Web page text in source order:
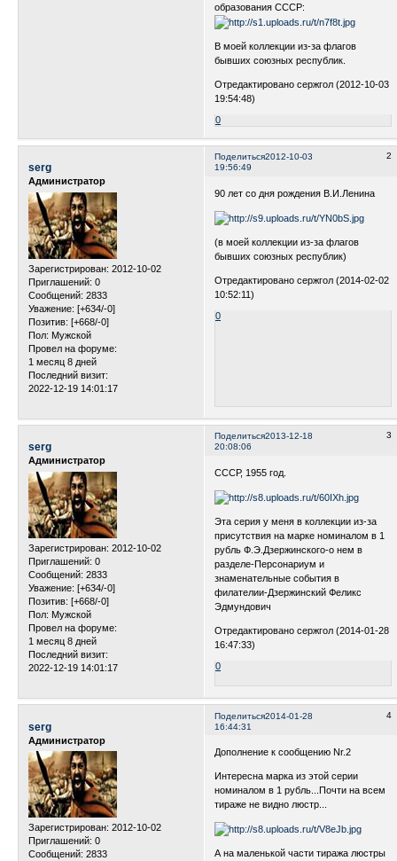
образования СССР:
В моей коллекции из-за флагов
бывших союзных республик.
Отредактировано сержгол (2012-10-03
19:54:48)
0
Поделиться 2
2012-10-03
19:56:49
serg
Администратор
Зарегистрирован: 2012-10-02
Приглашений: 0
Сообщений: 2833
Уважение: [+634/-0]
Позитив: [+668/-0]
Пол: Мужской
Провел на форуме:
1 месяц 8 дней
Последний визит:
2022-12-19 14:01:17
90 лет со дня рождения В.И.Ленина
(в моей коллекции из-за флагов
бывших союзных республик)
Отредактировано сержгол (2014-02-02
10:52:11)
0
Поделиться 3
2013-12-18
20:08:06
serg
Администратор
Зарегистрирован: 2012-10-02
Приглашений: 0
Сообщений: 2833
Уважение: [+634/-0]
Позитив: [+668/-0]
Пол: Мужской
Провел на форуме:
1 месяц 8 дней
Последний визит:
2022-12-19 14:01:17
СССР, 1955 год.
Эта серия у меня в коллекции из-за
присутствия на марке номиналом в 1
рубль Ф.Э.Дзержинского-о нем в
разделе-Персонариум и
знаменательные события в
филателии-Дзержинский Феликс
Эдмундович
Отредактировано сержгол (2014-01-28
16:47:33)
0
Поделиться 4
2014-01-28
16:44:31
serg
Администратор
Зарегистрирован: 2012-10-02
Приглашений: 0
Сообщений: 2833
Дополнение к сообщению Nr.2
Интересна марка из этой серии
номиналом в 1 рубль...Почти на всем
тираже не видно люстр...
А на маленькой части тиража люстры